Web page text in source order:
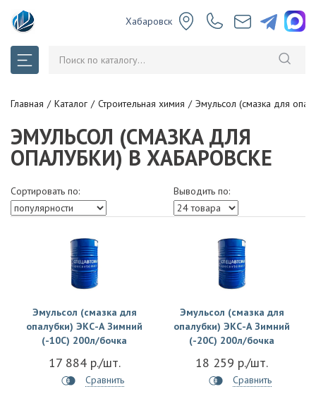
Хабаровск
Главная Каталог Строительная химия Эмульсол (смазка для
ЭМУЛЬСОЛ (СМАЗКА ДЛЯ
ОПАЛУБКИ) В ХАБАРОВСКЕ
Сортировать по: Выводить по:
Эмульсол (смазка для
опалубки) ЭКС-А Зимний
(-10С) 200л/бочка
17 884 р./шт.
Сравнить
Эмульсол (смазка для
опалубки) ЭКС-А Зимний
(-20С) 200л/бочка
18 259 р./шт.
Сравнить